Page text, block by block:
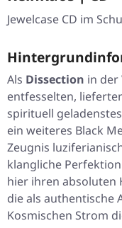
Jewelcase CD im
Als Dissection in der
entfesselten,
spirituell
ein weiteres Black
Zeugnis
klangliche
hier ihren absoluten
die als authentische
Kosmischen Strom